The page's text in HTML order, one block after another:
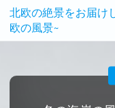
北欧の絶景をお届
欧の風景~